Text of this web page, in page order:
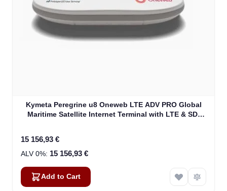
Kymeta Peregrine u8 Oneweb LTE ADV PRO Global
Maritime Satellite Internet Terminal with LTE & SD-
15 156,93 €
15 156,93 €
Add to Cart